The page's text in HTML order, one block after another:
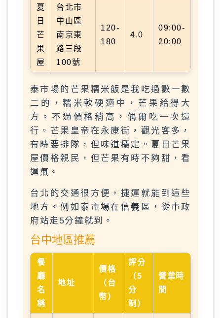
夏
日
芒
果
屋
台北市
中山區
南京東
路三段
100號
120-
180
4.0
09:00-
20:00
泰市場的芒果糯米飯是我吃過數一數
二的，糯米軟硬適中，芒果給得大
方。不過價格稍高，偶爾吃一次還
行。芒果皇帝在永康街，觀光客多，
有時要排隊，但味道穩定。夏日芒果
屋價格親民，但芒果有時不夠甜，看
運氣。
台北的交通很方便，捷運就能到這些
地方。例如泰市場在信義區，從市政
府站走5分鐘就到。
台中地區推薦
餐
廳
名
稱
地址
價格
（台
幣）
評分
（5
分
制）
營業時
間